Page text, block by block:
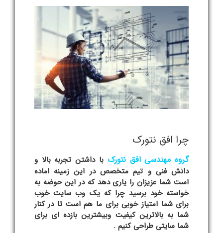
چرا افق نتورک
گروه مهندسی افق نتورک با داشتن تجربه بالا و
دانش فنی و تیم متخصص در این زمینه اماده
است شما عزیزان را یاری دهد که در این حوضه به
خواسته خود برسید چرا که یک وب سایت خوب
برای شما امتیاز خوبی برای ما هم است تا در کنار
شما به بالاترین کیفیت وبیشترین بازده ای برای
شما سایتی طراحی کنیم .